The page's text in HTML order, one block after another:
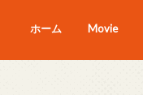
ホーム Movie